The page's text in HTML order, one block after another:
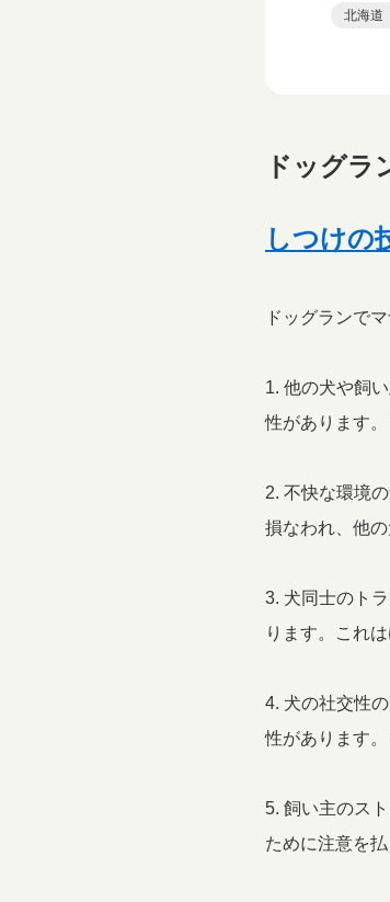
北海道
ドッグラ
しつけの
ドッグランで
1. 他の犬や飼
性があります
2. 不快な環境
損なわれ、他
3. 犬同士のト
ります。これ
4. 犬の社交性
性があります
5. 飼い主のス
ために注意を